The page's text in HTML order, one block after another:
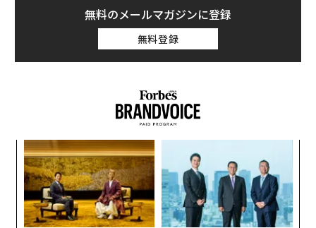
無料のメールマガジンに登録
無料登録